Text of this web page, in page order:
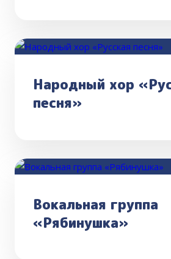
Народный хор
песня»
Вокальная группа
«Рябинушка»